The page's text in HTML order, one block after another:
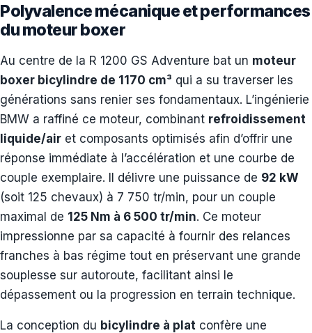
Polyvalence mécanique et performances
du moteur boxer
Au centre de la R 1200 GS Adventure bat un moteur
boxer bicylindre de 1170 cm³ qui a su traverser les
générations sans renier ses fondamentaux. L’ingénierie
BMW a raffiné ce moteur, combinant refroidissement
liquide/air et composants optimisés afin d’offrir une
réponse immédiate à l’accélération et une courbe de
couple exemplaire. Il délivre une puissance de 92 kW
(soit 125 chevaux) à 7 750 tr/min, pour un couple
maximal de 125 Nm à 6 500 tr/min. Ce moteur
impressionne par sa capacité à fournir des relances
franches à bas régime tout en préservant une grande
souplesse sur autoroute, facilitant ainsi le
dépassement ou la progression en terrain technique.
La conception du bicylindre à plat confère une